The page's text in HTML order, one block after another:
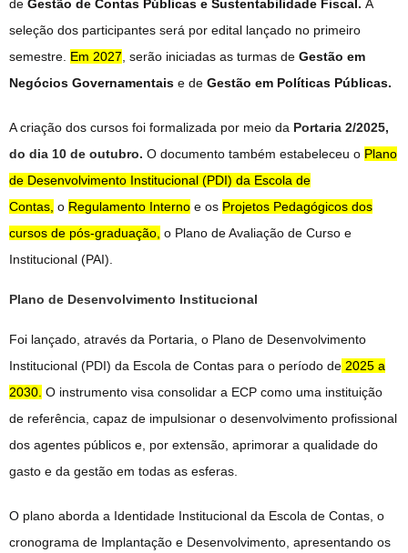
de Gestão de Contas Públicas e Sustentabilidade Fiscal. A
seleção dos participantes será por edital lançado no primeiro
semestre. Em 2027 , serão iniciadas as turmas de Gestão em
Negócios Governamentais e de Gestão em Políticas Públicas.
A criação dos cursos foi formalizada por meio da Portaria 2/2025,
do dia 10 de outubro. O documento também estabeleceu o Plano
de Desenvolvimento Institucional (PDI) da Escola de
Contas, o Regulamento Interno e os Projetos Pedagógicos dos
cursos de pós-graduação, o Plano de Avaliação de Curso e
Institucional (PAI).
Plano de Desenvolvimento Institucional
Foi lançado, através da Portaria, o Plano de Desenvolvimento
Institucional (PDI) da Escola de Contas para o período de 2025 a
2030. O instrumento visa consolidar a ECP como uma instituição
de referência, capaz de impulsionar o desenvolvimento profissional
dos agentes públicos e, por extensão, aprimorar a qualidade do
gasto e da gestão em todas as esferas.
O plano aborda a Identidade Institucional da Escola de Contas, o
cronograma de Implantação e Desenvolvimento, apresentando os